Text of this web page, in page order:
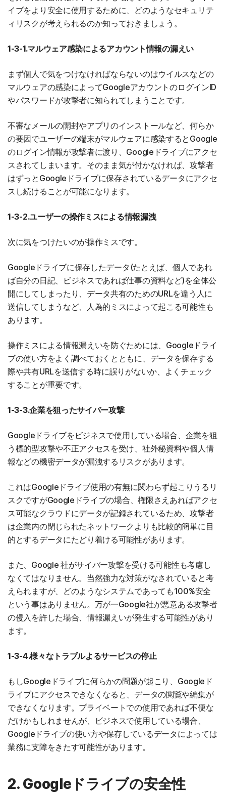
イブをより安全に使用するために、どのようなセキュリテ
ィリスクが考えられるのか知っておきましょう。
1-3-1.マルウェア感染によるアカウント情報の漏えい
まず個人で気をつけなければならないのはウイルスなどの
マルウェアの感染によってGoogleアカウントのログインID
やパスワードが攻撃者に知られてしまうことです。
不審なメールの開封やアプリのインストールなど、何らか
の要因でユーザーの端末がマルウェアに感染するとGoogle
のログイン情報が攻撃者に渡り、Googleドライブにアクセ
スされてしまいます。そのまま気が付かなければ、攻撃者
はずっとGoogleドライブに保存されているデータにアクセ
スし続けることが可能になります。
1-3-2.ユーザーの操作ミスによる情報漏洩
次に気をつけたいのが操作ミスです。
Googleドライブに保存したデータ(たとえば、個人であれ
ば自分の日記、ビジネスであれば仕事の資料など)を全体公
開にしてしまったり、データ共有のためのURLを違う人に
送信してしまうなど、人為的ミスによって起こる可能性も
あります。
操作ミスによる情報漏えいを防ぐためには、Googleドライ
ブの使い方をよく調べておくとともに、データを保存する
際や共有URLを送信する時に誤りがないか、よくチェック
することが重要です。
1-3-3.企業を狙ったサイバー攻撃
Googleドライブをビジネスで使用している場合、企業を狙
う標的型攻撃や不正アクセスを受け、社外秘資料や個人情
報などの機密データが漏洩するリスクがあります。
これはGoogleドライブ使用の有無に関わらず起こりうるリ
スクですがGoogleドライブの場合、権限さえあればアクセ
ス可能なクラウドにデータが記録されているため、攻撃者
は企業内の閉じられたネットワークよりも比較的簡単に目
的とするデータにたどり着ける可能性があります。
また、Google 社がサイバー攻撃を受ける可能性も考慮し
なくてはなりません。当然強力な対策がなされていると考
えられますが、どのようなシステムであっても100%安全
という事はありません。万が一Google社が悪意ある攻撃者
の侵入を許した場合、情報漏えいが発生する可能性があり
ます。
1-3-4.様々なトラブルよるサービスの停止
もしGoogleドライブに何らかの問題が起こり、Googleド
ライブにアクセスできなくなると、データの閲覧や編集が
できなくなります。プライベートでの使用であれば不便な
だけかもしれませんが、ビジネスで使用している場合、
Googleドライブの使い方や保存しているデータによっては
業務に支障をきたす可能性があります。
2. Googleドライブの安全性